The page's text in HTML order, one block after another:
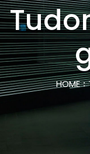
HOME